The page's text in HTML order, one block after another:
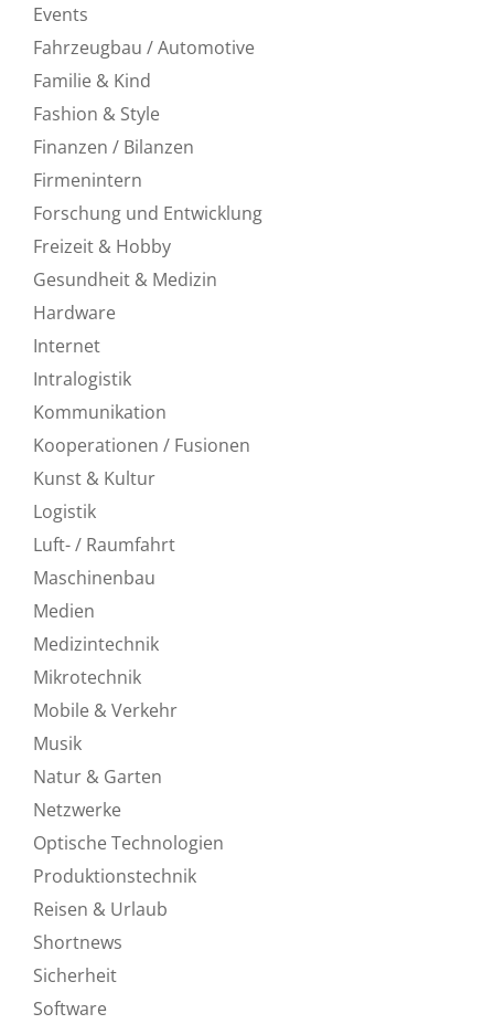
Events
Fahrzeugbau / Automotive
Familie & Kind
Fashion & Style
Finanzen / Bilanzen
Firmenintern
Forschung und Entwicklung
Freizeit & Hobby
Gesundheit & Medizin
Hardware
Internet
Intralogistik
Kommunikation
Kooperationen / Fusionen
Kunst & Kultur
Logistik
Luft- / Raumfahrt
Maschinenbau
Medien
Medizintechnik
Mikrotechnik
Mobile & Verkehr
Musik
Natur & Garten
Netzwerke
Optische Technologien
Produktionstechnik
Reisen & Urlaub
Shortnews
Sicherheit
Software